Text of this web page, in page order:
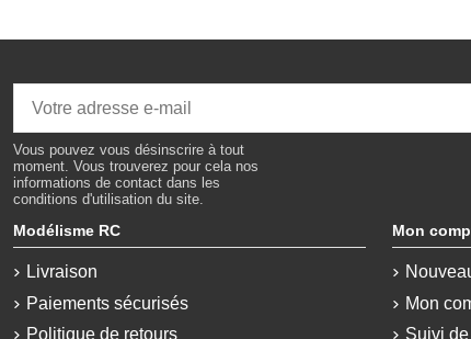
Vous pouvez vous désinscrire à tout
moment. Vous trouverez pour cela nos
informations de contact dans les
conditions d'utilisation du site.
Modélisme RC
Livraison
Paiements sécurisés
Politique de retours
Mon
Mon
Suivi